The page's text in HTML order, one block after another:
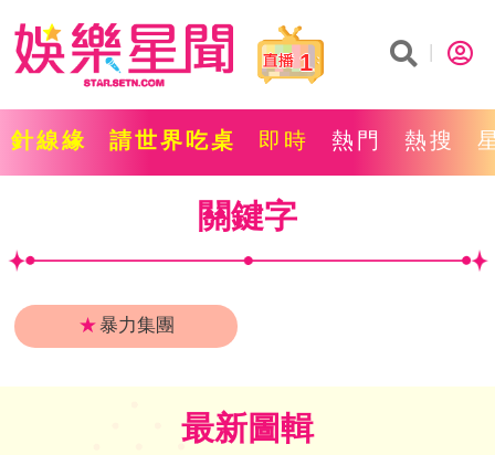
1
針線緣 請世界吃桌 即時 熱門 熱搜
關鍵字
★暴力集團
最新圖輯